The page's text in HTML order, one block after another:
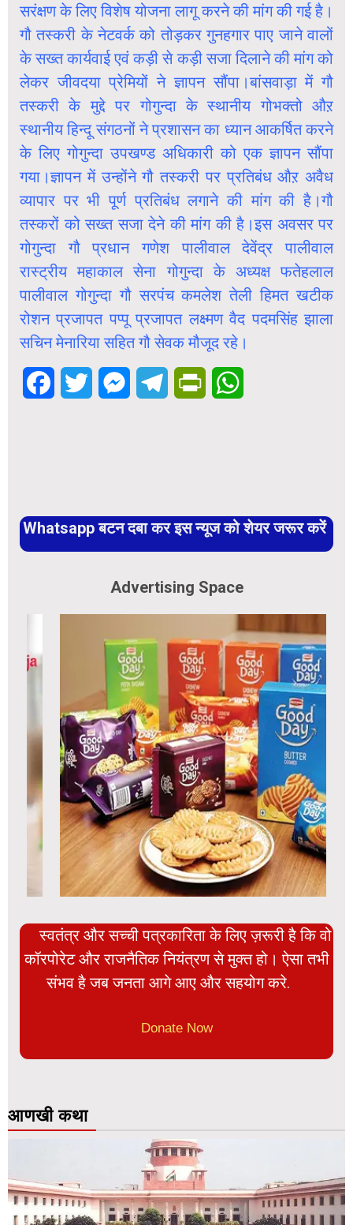
सरंक्षण के लिए विशेष योजना लागू करने की मांग की गई है।
गौ तस्करी के नेटवर्क को तोड़कर गुनहगार पाए जाने वालों
के सख्त कार्यवाई एवं कड़ी से कड़ी सजा दिलाने की मांग को
लेकर जीवदया प्रेमियों ने ज्ञापन सौंपा।बांसवाड़ा में गौ
तस्करी के मुद्दे पर गोगुन्दा के स्थानीय गोभक्तो औऱ
स्थानीय हिन्दू संगठनों ने प्रशासन का ध्यान आकर्षित करने
के लिए गोगुन्दा उपखण्ड अधिकारी को एक ज्ञापन सौंपा
गया।ज्ञापन में उन्होंने गौ तस्करी पर प्रतिबंध औऱ अवैध
व्यापार पर भी पूर्ण प्रतिबंध लगाने की मांग की है।गौ
तस्करों को सख्त सजा देने की मांग की है।इस अवसर पर
गोगुन्दा गौ प्रधान गणेश पालीवाल देवेंद्र पालीवाल
रास्ट्रीय महाकाल सेना गोगुन्दा के अध्यक्ष फतेहलाल
पालीवाल गोगुन्दा गौ सरपंच कमलेश तेली हिमत खटीक
रोशन प्रजापत पप्पू प्रजापत लक्ष्मण वैद पदमसिंह झाला
सचिन मेनारिया सहित गौ सेवक मौजूद रहे।
FacebookTwitter MessengerTelegramPrintFriendly
Whatsapp बटन दबा कर इस न्यूज को शेयर जरूर करें
Advertising Space
स्वतंत्र और सच्ची पत्रकारिता के लिए ज़रूरी है कि वो
कॉरपोरेट और राजनैतिक नियंत्रण से मुक्त हो। ऐसा तभी
संभव है जब जनता आगे आए और सहयोग करे.
Donate Now
आणखी कथा